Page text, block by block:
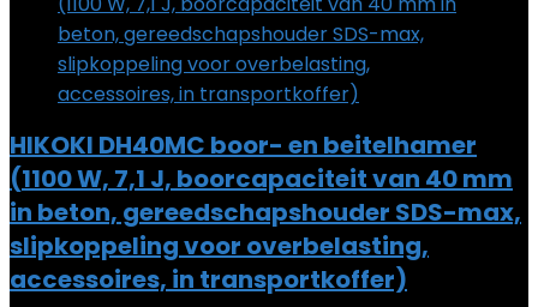
HIKOKI DH40MC boor- en beitelhamer
(1100 W, 7,1 J, boorcapaciteit van 40 mm
in beton, gereedschapshouder SDS-max,
slipkoppeling voor overbelasting,
accessoires, in transportkoffer)